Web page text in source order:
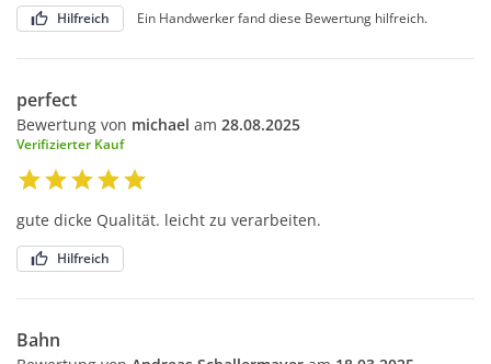
Hilfreich Ein Handwerker fand diese Bewertung hilfreich.
perfect
Bewertung von michael am 28.08.2025
Verifizierter Kauf
gute dicke Qualität. leicht zu verarbeiten.
Hilfreich
Bahn